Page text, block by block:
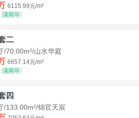
6115.99元/m²
满两年
二
/70.00m²/山水华庭
6657.14元/m²
满两年
四
/133.00m²/锦官天宸